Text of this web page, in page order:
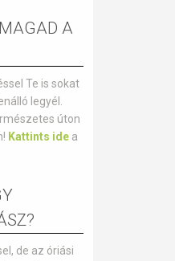
A
Te is sokat
legyél.
úton
Kattints idea
de az óriási